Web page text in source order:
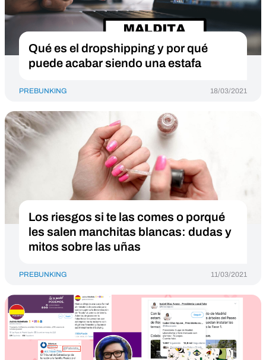
Qué es el dropshipping y por qué
puede acabar siendo una estafa
PREBUNKING 18/03/2021
Los riesgos si te las comes o porqué
les salen manchitas blancas: dudas y
mitos sobre las uñas
PREBUNKING 11/03/2021